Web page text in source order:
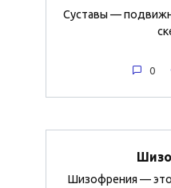
Суставы —
0
Шизофрения — это